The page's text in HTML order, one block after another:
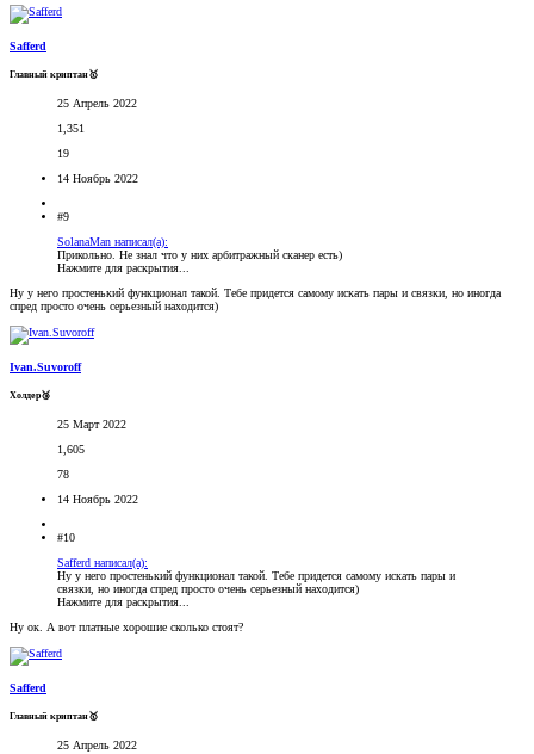
Safferd
Главный криптан🥇
25 Апрель 2022
1,351
19
14 Ноябрь 2022
#9
SolanaMan написал(а):
Прикольно. Не знал что у них арбитражный сканер есть)
Нажмите для раскрытия...
Ну у него простенький функционал такой. Тебе придется самому искать пары и связки, но иногда
спред просто очень серьезный находится)
Ivan.Suvoroff
Холдер🥉
25 Март 2022
1,605
78
14 Ноябрь 2022
#10
Safferd написал(а):
Ну у него простенький функционал такой. Тебе придется самому искать пары и
связки, но иногда спред просто очень серьезный находится)
Нажмите для раскрытия...
Ну ок. А вот платные хорошие сколько стоят?
Safferd
Главный криптан🥇
25 Апрель 2022